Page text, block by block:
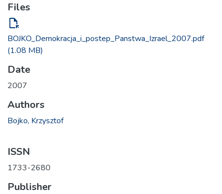
Files
file_open
BOJKO_Demokracja_i_postep_Panstwa_Izrael_2007.pdf
(1.08 MB)
Date
2007
Authors
Bojko, Krzysztof
ISSN
1733-2680
Publisher